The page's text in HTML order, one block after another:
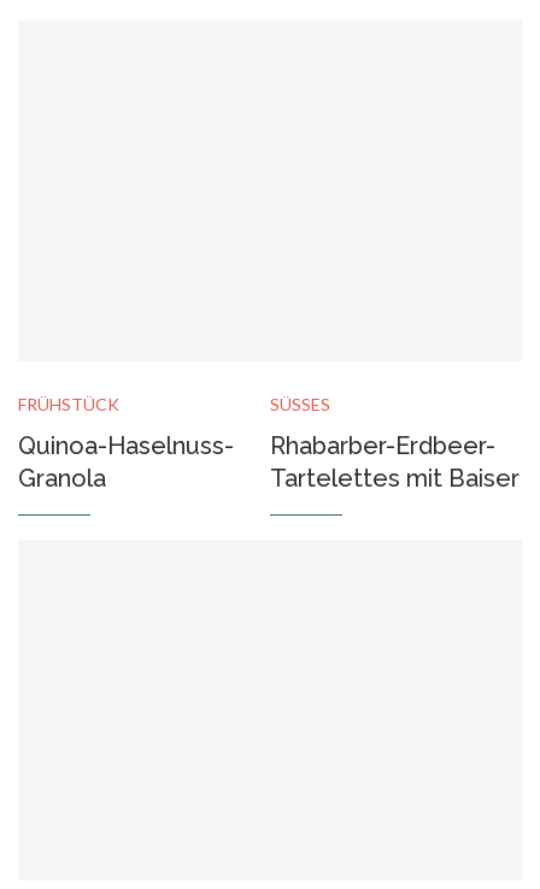
FRÜHSTÜCK
Quinoa-Haselnuss-
Granola
SÜSSES
Rhabarber-Erdbeer-
Tartelettes mit Baiser